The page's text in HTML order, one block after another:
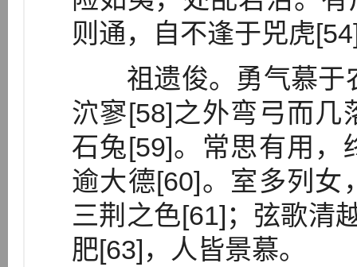
则通，自不逢于兕虎
祖遗俊。勇气慕于
泬寥[58]之外弯弓而几
石兔[59]。常思有用，
逾大德[60]。室多列女
三荆之色[61]；弦歌清
肥[63]，人皆景慕。